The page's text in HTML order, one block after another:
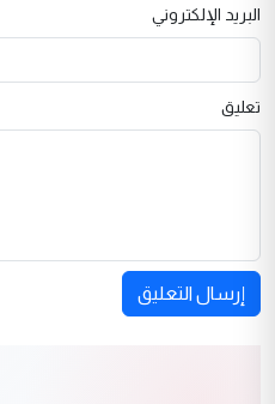
البريد الإلكتروني
تعليق
إرسال التعليق